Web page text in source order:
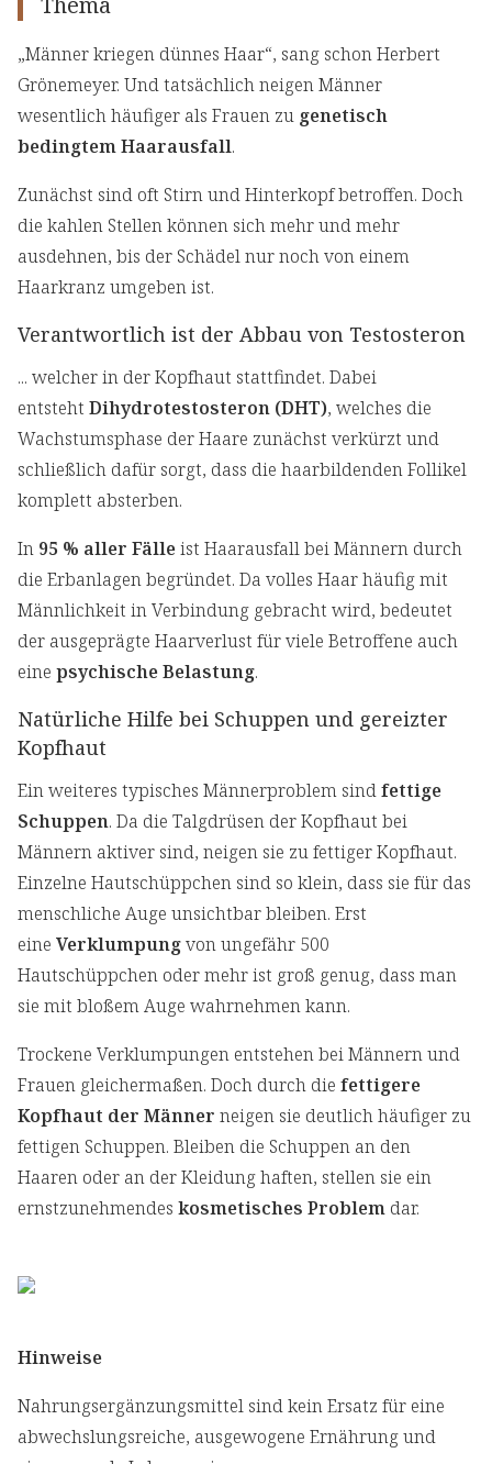
„Männer kriegen dünnes Haar“, sang schon Herbert
Grönemeyer. Und tatsächlich neigen Männer
wesentlich häufiger als Frauen zu genetisch
bedingtem Haarausfall.
Zunächst sind oft Stirn und Hinterkopf betroffen. Doch
die kahlen Stellen können sich mehr und mehr
ausdehnen, bis der Schädel nur noch von einem
Haarkranz umgeben ist.
Verantwortlich ist der Abbau von Testosteron
... welcher in der Kopfhaut stattfindet. Dabei
entsteht Dihydrotestosteron (DHT), welches die
Wachstumsphase der Haare zunächst verkürzt und
schließlich dafür sorgt, dass die haarbildenden Follikel
komplett absterben.
In 95 % aller Fälleist Haarausfall bei Männern durch
die Erbanlagen begründet. Da volles Haar häufig mit
Männlichkeit in Verbindung gebracht wird, bedeutet
der ausgeprägte Haarverlust für viele Betroffene auch
eine psychische Belastung.
Natürliche Hilfe bei Schuppen und gereizter
Kopfhaut
Ein weiteres typisches Männerproblem sindfettige
Schuppen. Da die Talgdrüsen der Kopfhaut bei
Männern aktiver sind, neigen sie zu fettiger Kopfhaut.
Einzelne Hautschüppchen sind so klein, dass sie für das
menschliche Auge unsichtbar bleiben. Erst
eine Verklumpungvon ungefähr 500
Hautschüppchen oder mehr ist groß genug, dass man
sie mit bloßem Auge wahrnehmen kann.
Trockene Verklumpungen entstehen bei Männern und
Frauen gleichermaßen. Doch durch die fettigere
Kopfhaut der Männer neigen sie deutlich häufiger zu
fettigen Schuppen. Bleiben die Schuppen an den
Haaren oder an der Kleidung haften, stellen sie ein
ernstzunehmendes kosmetisches Problem dar.
Hinweise
Nahrungsergänzungsmittel sind kein Ersatz für eine
abwechslungsreiche, ausgewogene Ernährung und